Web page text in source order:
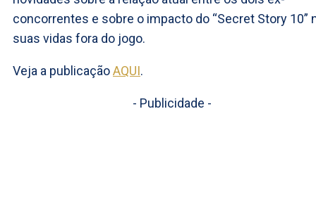
concorrentes e sobre o impacto do “Secret Story 10”
suas vidas fora do jogo.
Veja a publicaçãoAQUI.
- Publicidade -